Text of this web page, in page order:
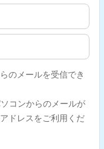
のメールを受信でき
コンからのメールが
ドレスをご利用くだ